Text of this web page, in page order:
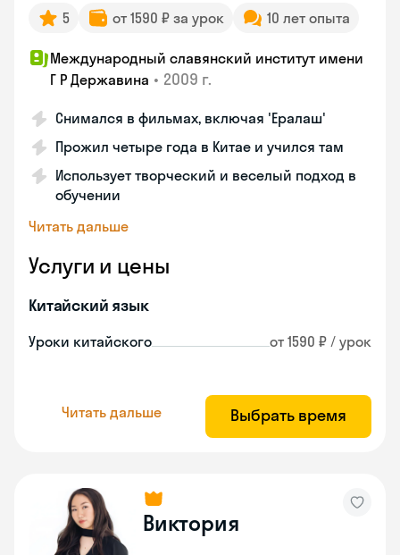
5 от 1590 ₽ за урок 10 лет опыта
Международный славянский институт имени
Г Р Державина • 2009 г.
Снимался в фильмах, включая 'Ералаш'
Прожил четыре года в Китае и учился там
Использует творческий и веселый подход в
обучении
Читать дальше
Услуги и цены
Китайский язык
Уроки китайского от 1590 ₽ / урок
Читать дальше Выбрать время
Виктория